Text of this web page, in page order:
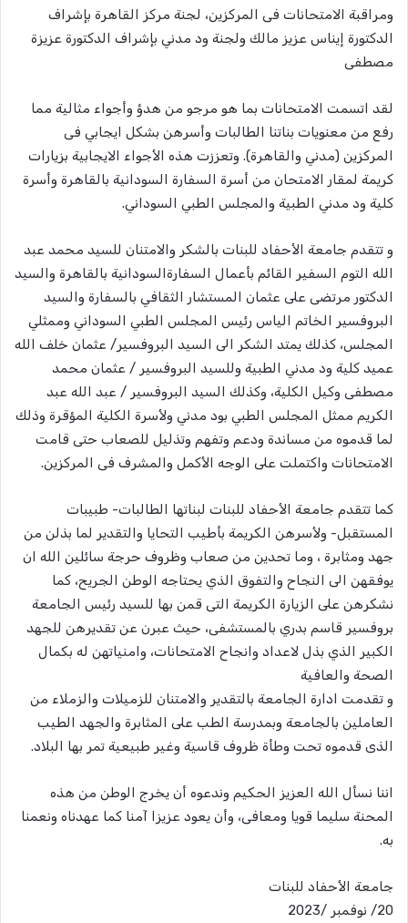
ومراقبة الامتحانات فى المركزين، لجنة مركز القاهرة بإشراف
الدكتورة إيناس عزيز مالك ولجنة ود مدني بإشراف الدكتورة عزيزة
مصطفى
لقد اتسمت الامتحانات بما هو مرجو من هدؤ وأجواء مثالية مما
رفع من معنويات بناتنا الطالبات وأسرهن بشكل ايجابي فى
المركزين (مدني والقاهرة). وتعززت هذه الأجواء الايجابية بزيارات
كريمة لمقار الامتحان من أسرة السفارة السودانية بالقاهرة وأسرة
كلية ود مدني الطبية والمجلس الطبي السوداني.
و تتقدم جامعة الأحفاد للبنات بالشكر والامتنان للسيد محمد عبد
الله التوم السفير القائم بأعمال السفارةالسودانية بالقاهرة والسيد
الدكتور مرتضى على عثمان المستشار الثقافي بالسفارة والسيد
البروفسير الخاتم الياس رئيس المجلس الطبي السوداني وممثلي
المجلس، كذلك يمتد الشكر الى السيد البروفسير/ عثمان خلف الله
عميد كلية ود مدني الطبية وللسيد البروفسير / عثمان محمد
مصطفى وكيل الكلية، وكذلك السيد البروفسير / عبد الله عبد
الكريم ممثل المجلس الطبي بود مدني ولأسرة الكلية المؤقرة وذلك
لما قدموه من مساندة ودعم وتفهم وتذليل للصعاب حتى قامت
الامتحانات واكتملت على الوجه الأكمل والمشرف فى المركزين.
كما تتقدم جامعة الأحفاد للبنات لبناتها الطالبات- طبيبات
المستقبل- ولأسرهن الكريمة بأطيب التحايا والتقدير لما بذلن من
جهد ومثابرة ، وما تحدين من صعاب وظروف حرجة سائلين الله ان
يوفقهن الى النجاح والتفوق الذي يحتاجه الوطن الجريح، كما
نشكرهن على الزيارة الكريمة التى قمن بها للسيد رئيس الجامعة
بروفسير قاسم بدري بالمستشفى، حيث عبرن عن تقديرهن للجهد
الكبير الذي بذل لاعداد وانجاح الامتحانات، وامنياتهن له بكمال
الصحة والعافية
و تقدمت ادارة الجامعة بالتقدير والامتنان للزميلات والزملاء من
العاملين بالجامعة وبمدرسة الطب على المثابرة والجهد الطيب
الذى قدموه تحت وطأة ظروف قاسية وغير طبيعية تمر بها البلاد.
اننا نسأل الله العزيز الحكيم وندعوه أن يخرج الوطن من هذه
المحنة سليما قويا ومعافى، وأن يعود عزيزا آمنا كما عهدناه ونعمنا
به.
جامعة الأحفاد للبنات
20/ نوفمبر /2023